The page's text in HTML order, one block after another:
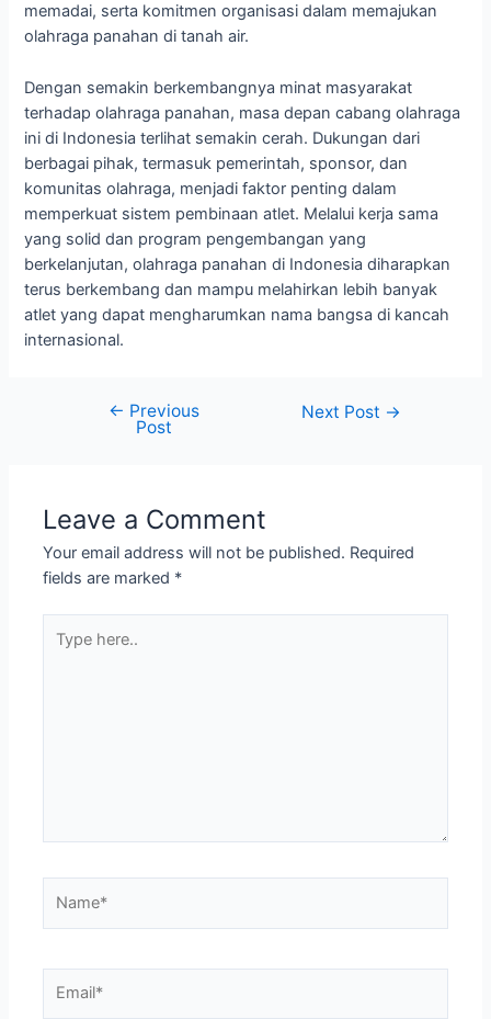
memadai, serta komitmen organisasi dalam memajukan
olahraga panahan di tanah air.
Dengan semakin berkembangnya minat masyarakat
terhadap olahraga panahan, masa depan cabang olahraga
ini di Indonesia terlihat semakin cerah. Dukungan dari
berbagai pihak, termasuk pemerintah, sponsor, dan
komunitas olahraga, menjadi faktor penting dalam
memperkuat sistem pembinaan atlet. Melalui kerja sama
yang solid dan program pengembangan yang
berkelanjutan, olahraga panahan di Indonesia diharapkan
terus berkembang dan mampu melahirkan lebih banyak
atlet yang dapat mengharumkan nama bangsa di kancah
internasional.
navigation
← Previous
Post
Next Post →
Leave a Comment
Your email address will not be published. Required
fields are marked *
here..